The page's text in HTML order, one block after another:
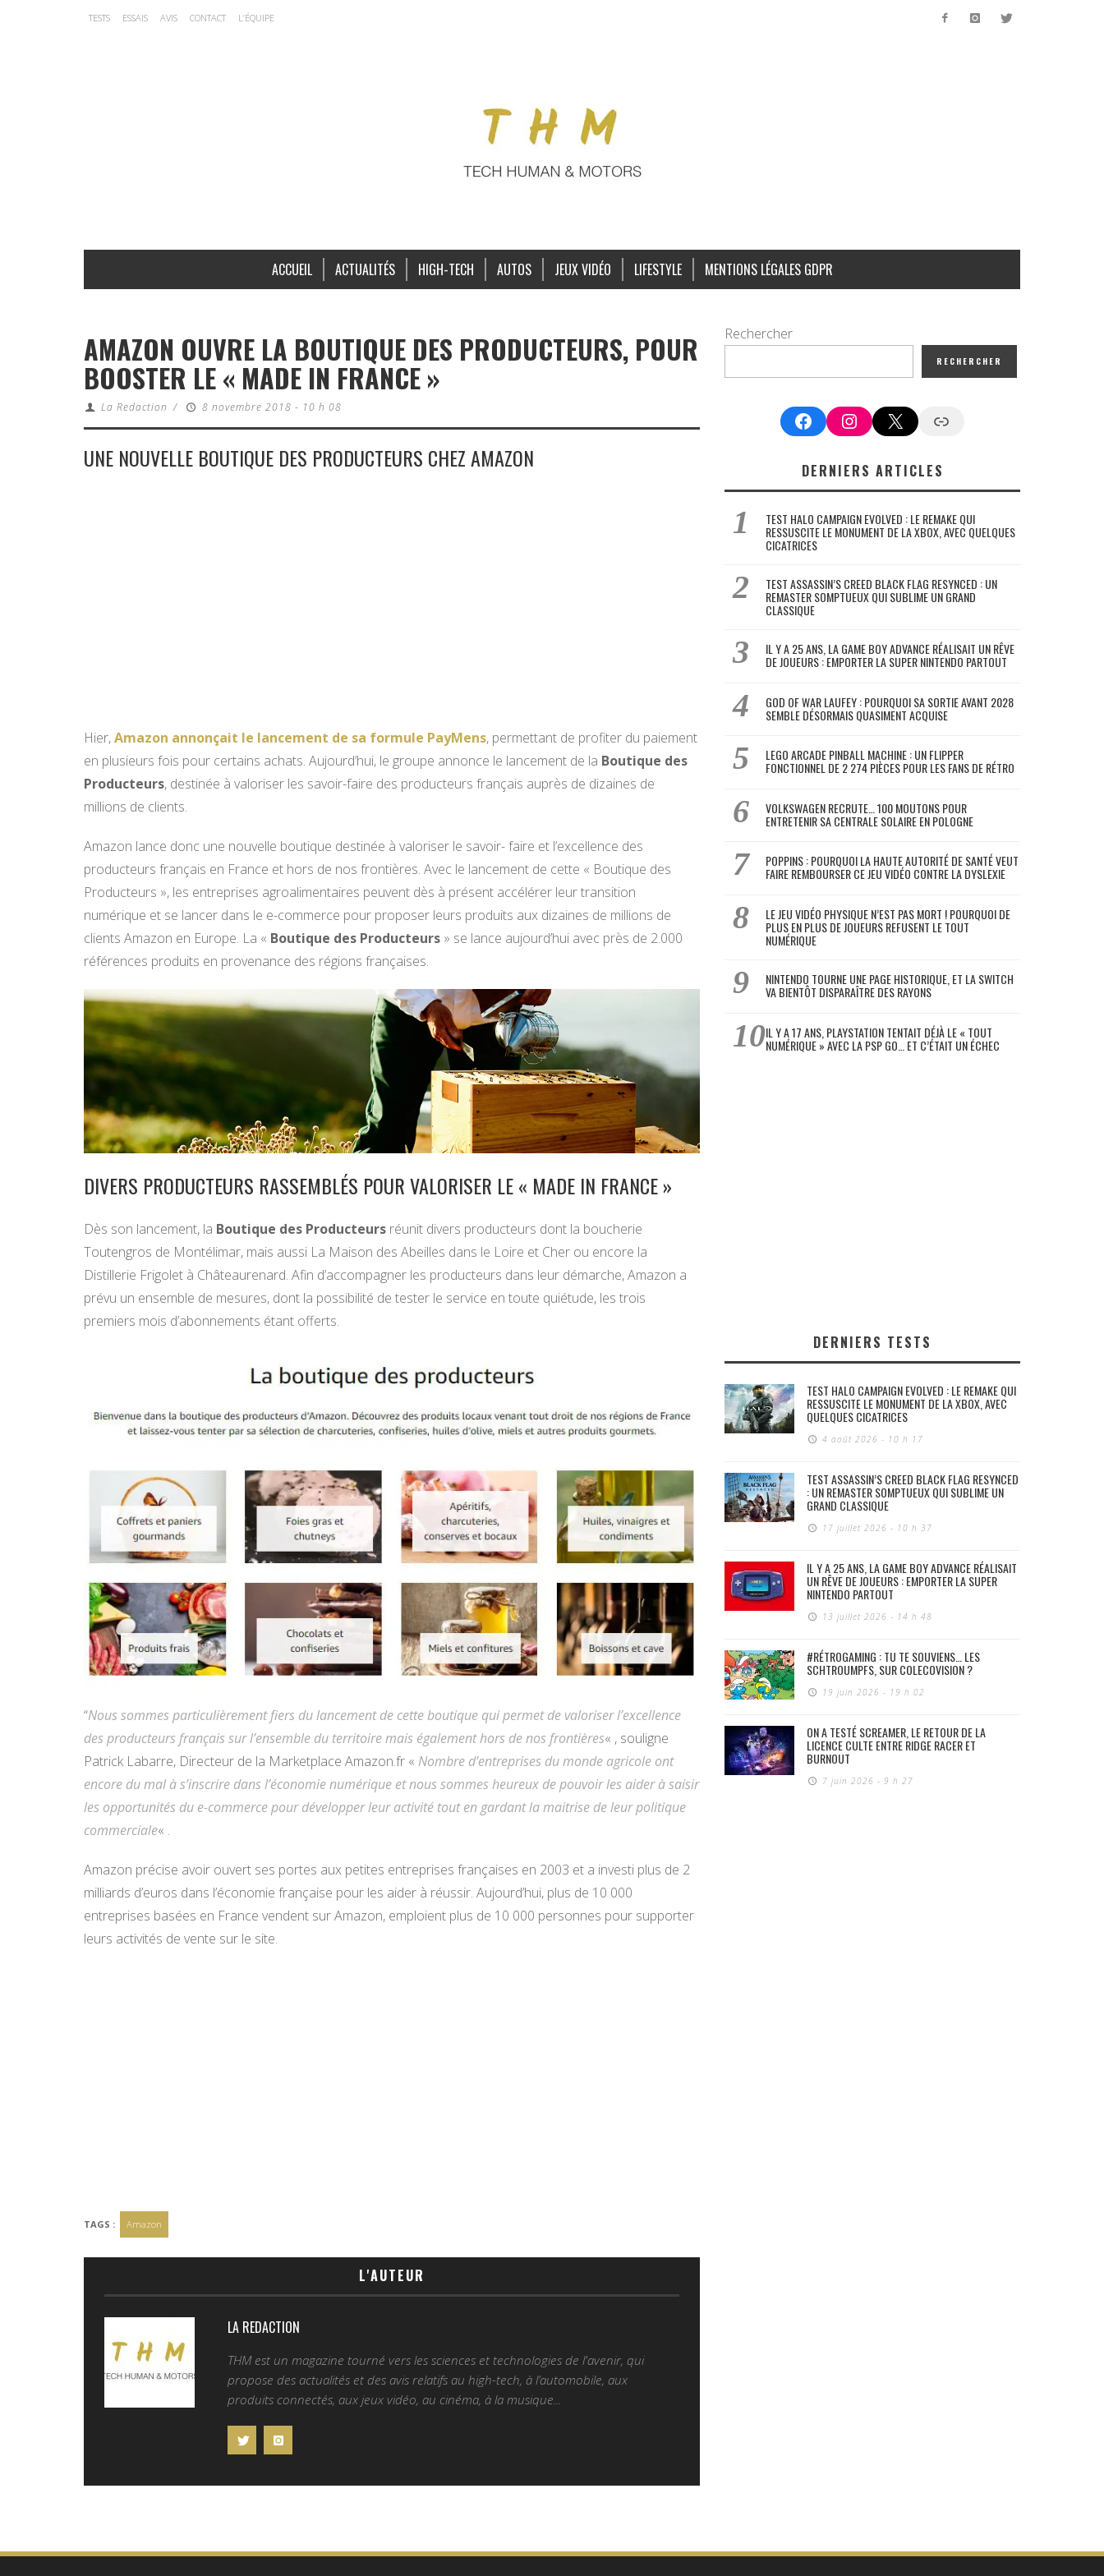
TESTS ESSAIS AVIS CONTACT L’ÉQUIPE
ACCUEIL ACTUALITÉS HIGH-TECH AUTOS JEUX VIDÉO LIFESTYLE MENTIONS LÉGALES GDPR
AMAZON OUVRE LA BOUTIQUE DES PRODUCTEURS, POUR
BOOSTER LE « MADE IN FRANCE »
La Redaction / 8 novembre 2018 - 10 h 08
UNE NOUVELLE BOUTIQUE DES PRODUCTEURS CHEZ AMAZON
Hier,Amazon annonçait le lancement de sa formule PayMens, permettant de profiter du paiement
en plusieurs fois pour certains achats. Aujourd’hui, le groupe annonce le lancement de la Boutique des
Producteurs, destinée à valoriser les savoir-faire des producteurs français auprès de dizaines de
millions de clients.
Amazon lance donc une nouvelle boutique destinée à valoriser le savoir- faire et l’excellence des
producteurs français en France et hors de nos frontières. Avec le lancement de cette « Boutique des
Producteurs », les entreprises agroalimentaires peuvent dès à présent accélérer leur transition
numérique et se lancer dans le e-commerce pour proposer leurs produits aux dizaines de millions de
clients Amazon en Europe. La « Boutique des Producteurs » se lance aujourd’hui avec près de 2.000
références produits en provenance des régions françaises.
DIVERS PRODUCTEURS RASSEMBLÉS POUR VALORISER LE « MADE IN FRANCE »
Dès son lancement, la Boutique des Producteurs réunit divers producteurs dont la boucherie
Toutengros de Montélimar, mais aussi La Maison des Abeilles dans le Loire et Cher ou encore la
Distillerie Frigolet à Châteaurenard. Afin d’accompagner les producteurs dans leur démarche, Amazon a
prévu un ensemble de mesures, dont la possibilité de tester le service en toute quiétude, les trois
premiers mois d’abonnements étant offerts.
“Nous sommes particulièrement fiers du lancement de cette boutique qui permet de valoriser l’excellence
des producteurs français sur l’ensemble du territoire mais également hors de nos frontières« , souligne
Patrick Labarre, Directeur de la Marketplace Amazon.fr « Nombre d’entreprises du monde agricole ont
encore du mal à s’inscrire dans l’économie numérique et nous sommes heureux de pouvoir les aider à saisir
les opportunités du e-commerce pour développer leur activité tout en gardant la maitrise de leur politique
commerciale« .
Amazon précise avoir ouvert ses portes aux petites entreprises françaises en 2003 et a investi plus de 2
milliards d’euros dans l’économie française pour les aider à réussir. Aujourd’hui, plus de 10 000
entreprises basées en France vendent sur Amazon, emploient plus de 10 000 personnes pour supporter
leurs activités de vente sur le site.
TAGS : Amazon
L'AUTEUR
LA REDACTION
THM est un magazine tourné vers les sciences et technologies de l'avenir, qui
propose des actualités et des avis relatifs au high-tech, à l’automobile, aux
produits connectés, aux jeux vidéo, au cinéma, à la musique...
Rechercher
RECHERCHER
FacebookInstagram
X Google News
DERNIERS ARTICLES
TEST HALO CAMPAIGN EVOLVED : LE REMAKE QUI
RESSUSCITE LE MONUMENT DE LA XBOX, AVEC QUELQUES
CICATRICES
TEST ASSASSIN’S CREED BLACK FLAG RESYNCED : UN
REMASTER SOMPTUEUX QUI SUBLIME UN GRAND
CLASSIQUE
IL Y A 25 ANS, LA GAME BOY ADVANCE RÉALISAIT UN RÊVE
DE JOUEURS : EMPORTER LA SUPER NINTENDO PARTOUT
GOD OF WAR LAUFEY : POURQUOI SA SORTIE AVANT 2028
SEMBLE DÉSORMAIS QUASIMENT ACQUISE
LEGO ARCADE PINBALL MACHINE : UN FLIPPER
FONCTIONNEL DE 2 274 PIÈCES POUR LES FANS DE RÉTRO
VOLKSWAGEN RECRUTE… 100 MOUTONS POUR
ENTRETENIR SA CENTRALE SOLAIRE EN POLOGNE
POPPINS : POURQUOI LA HAUTE AUTORITÉ DE SANTÉ VEUT
FAIRE REMBOURSER CE JEU VIDÉO CONTRE LA DYSLEXIE
LE JEU VIDÉO PHYSIQUE N’EST PAS MORT ! POURQUOI DE
PLUS EN PLUS DE JOUEURS REFUSENT LE TOUT
NUMÉRIQUE
NINTENDO TOURNE UNE PAGE HISTORIQUE, ET LA SWITCH
VA BIENTÔT DISPARAÎTRE DES RAYONS
IL Y A 17 ANS, PLAYSTATION TENTAIT DÉJÀ LE « TOUT
NUMÉRIQUE » AVEC LA PSP GO… ET C’ÉTAIT UN ÉCHEC
DERNIERS TESTS
TEST HALO CAMPAIGN EVOLVED : LE REMAKE QUI
RESSUSCITE LE MONUMENT DE LA XBOX, AVEC
QUELQUES CICATRICES
4 août 2026 - 10 h 17
TEST ASSASSIN’S CREED BLACK FLAG RESYNCED
: UN REMASTER SOMPTUEUX QUI SUBLIME UN
GRAND CLASSIQUE
17 juillet 2026 - 10 h 37
IL Y A 25 ANS, LA GAME BOY ADVANCE RÉALISAIT
UN RÊVE DE JOUEURS : EMPORTER LA SUPER
NINTENDO PARTOUT
13 juillet 2026 - 14 h 48
#RÉTROGAMING : TU TE SOUVIENS… LES
SCHTROUMPFS, SUR COLECOVISION ?
19 juin 2026 - 19 h 02
ON A TESTÉ SCREAMER, LE RETOUR DE LA
LICENCE CULTE ENTRE RIDGE RACER ET
BURNOUT
7 juin 2026 - 9 h 27